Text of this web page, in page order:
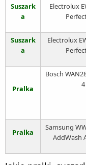
Suszark
a
Electrolux
Suszark
a
Electrolux
Pralka
Bosch
4
Pralka
Samsung
AddWash